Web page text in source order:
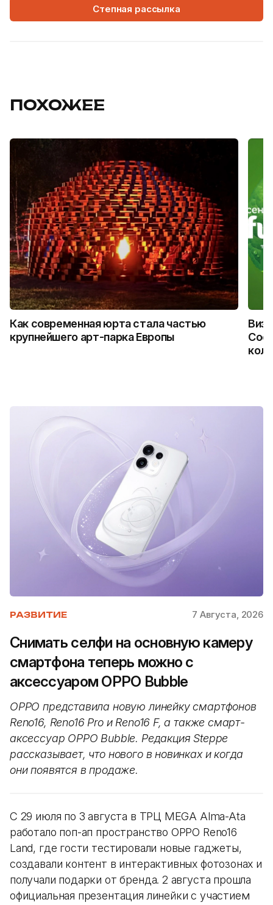
Степная рассылка
ПОХОЖЕЕ
Как современная юрта стала частью
крупнейшего арт-парка Европы
РАЗВИТИЕ 7 Августа, 2026
Снимать селфи на основную камеру
смартфона теперь можно с
аксессуаром OPPO Bubble
OPPO представила новую линейку смартфонов
Reno16, Reno16 Pro и Reno16 F, а также смарт-
аксессуар OPPO Bubble. Редакция Steppe
рассказывает, что нового в новинках и когда
они появятся в продаже.
С 29 июля по 3 августа в ТРЦ MEGA Alma-Ata
работало поп-ап пространство OPPO Reno16
Land, где гости тестировали новые гаджеты,
создавали контент в интерактивных фотозонах и
получали подарки от бренда. 2 августа прошла
официальная презентация линейки с участием